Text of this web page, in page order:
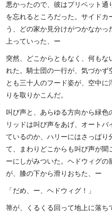
悪かったので、彼はプリベット
を忘れるところだった。サイドカ
う、どの家か見分けがつかなか
上っていった、ー
突然、どこからともなく、何もな
れた。騎士団の一行が、気づかず
とも三十人のフード姿が、空中
りを取りかこんだ。
叫び声と、あらゆる方向から緑
リッドは叫び声をあげ、オート
ているのか、ハリーにはさっぱり
て、まわりどこからも叫び声が
ーにしがみついた。ヘドウィグ
が、膝の下から滑りおちた、ー
「だめ、ー、ヘドウィグ！」
箒が、くるくる回って地上に落